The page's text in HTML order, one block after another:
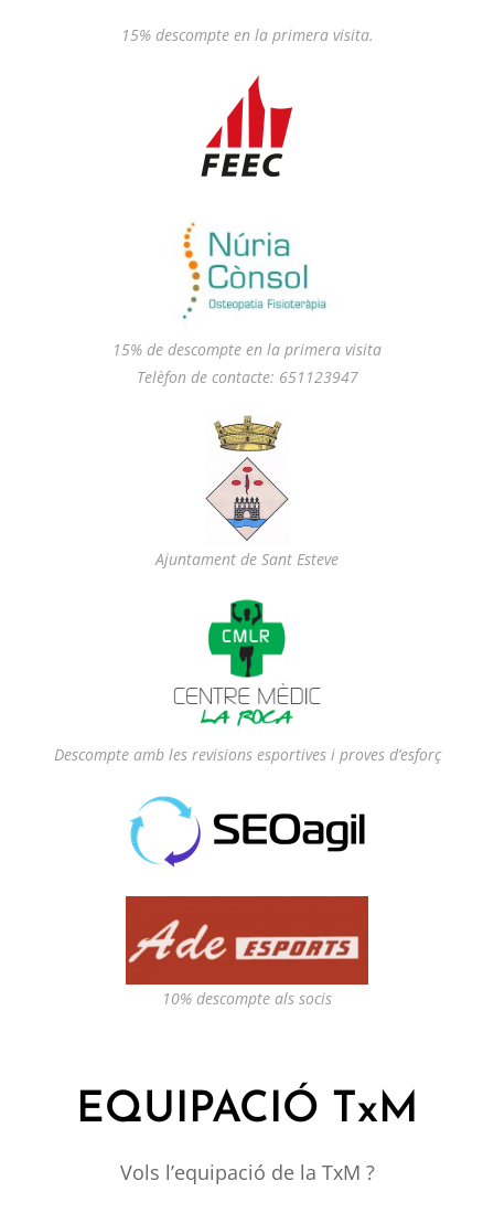
15% descompte en la primera visita.
15% de descompte en la primera visita
Telèfon de contacte: 651123947
Ajuntament de Sant Esteve
Descompte amb les revisions esportives i proves d’esforç
10% descompte als socis
EQUIPACIÓ TxM
Vols l’equipació de la TxM ?